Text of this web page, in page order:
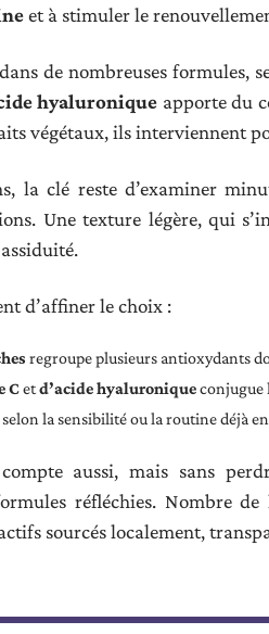
et à stimuler le
de nombreuses formules,
hyaluronique apporte du
végétaux, ils interviennent
la clé reste d’examiner
Une texture légère, qui
d’affiner le choix :
regroupe plusieurs antioxydants
Cetd’acide hyaluroniqueconjugue
la sensibilité ou la routine déjà
aussi, mais sans
réfléchies. Nombre
sourcés localement,